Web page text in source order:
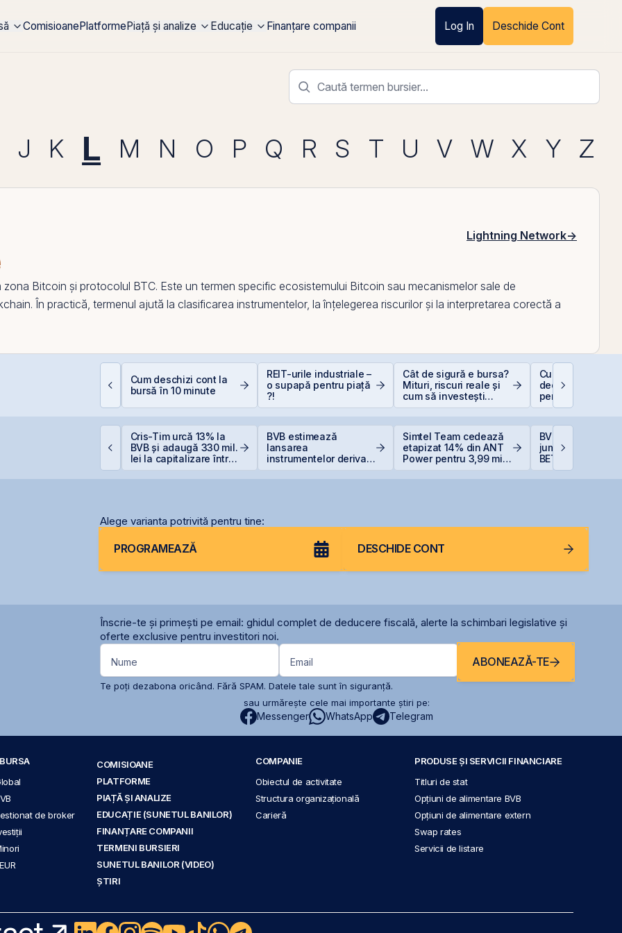
ComisioanePlatformePiață și analize Educație Finanțare companii Log In Deschide Cont
J K L M N O P Q R S T U V W X Y Z
Lightning Network→
zona Bitcoin și protocolul BTC. Este un termen specific ecosistemului Bitcoin sau mecanismelor sale de
. În practică, termenul ajută la clasificarea instrumentelor, la înțelegerea riscurilor și la interpretarea corectă a
Cum deschizi cont la
bursă în 10 minute
REIT-urile industriale –
o supapă pentru piață
?!
Cât de sigură e bursa?
Mituri, riscuri reale și
cum să investești
inteligent
Cum
deducerea
pentru investiții
bursă
Cris-Tim urcă 13% la
BVB și adaugă 330 mil.
lei la capitalizare într-o
BVB estimează
lansarea
instrumentelor derivate
Simtel Team cedează
etapizat 14% din ANT
Power pentru 3,99 mil.
BVB încheie
jumătate din
BET +33% și
capitalizare
Alege varianta potrivită pentru tine:
PROGRAMEAZĂ DESCHIDE CONT
Înscrie-te și primești pe email: ghidul complet de deducere fiscală, alerte la schimbari legislative și
oferte exclusive pentru investitori noi.
Nume Email ABONEAZĂ-TE
Te poți dezabona oricând. Fără SPAM. Datele tale sunt în siguranță.
sau urmărește cele mai importante știri pe:
Messenger WhatsApp Telegram
de broker
COMISIOANE
PLATFORME
PIAȚĂ ȘI ANALIZE
EDUCAȚIE (SUNETUL BANILOR)
FINANȚARE COMPANII
TERMENI BURSIERI
SUNETUL BANILOR (VIDEO)
ȘTIRI
COMPANIE
Obiectul de activitate
Structura organizațională
Carieră
PRODUSE ȘI SERVICII FINANCIARE
Titluri de stat
Opțiuni de alimentare BVB
Opțiuni de alimentare extern
Swap rates
Servicii de listare